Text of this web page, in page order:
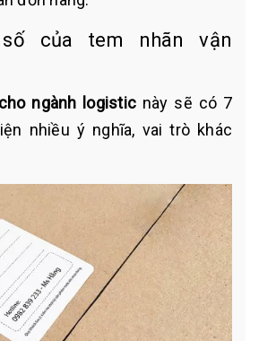
của tem nhãn vận
ngành logistic này sẽ có 7
nhiều ý nghĩa, vai trò khác